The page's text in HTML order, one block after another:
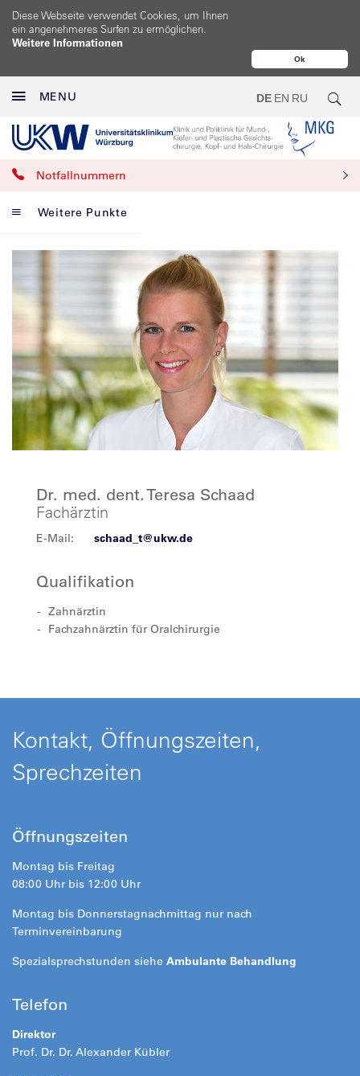
Ok
Diese Webseite verwendet Cookies, um Ihnen
ein angenehmeres Surfen zu ermöglichen.
Weitere Informationen
MENU DE EN RU
Notfallnummern
Weitere Punkte
Dr. med. dent. Teresa Schaad
Fachärztin
E-Mail: schaad_t@ukw.de
Qualifikation
Zahnärztin
Fachzahnärztin für Oralchirurgie
Kontakt, Öffnungszeiten,
Sprechzeiten
Öffnungszeiten
Montag bis Freitag
08:00 Uhr bis 12:00 Uhr
Montag bis Donnerstagnachmittag nur nach
Terminvereinbarung
Spezialsprechstunden siehe Ambulante Behandlung
Telefon
Direktor
Prof. Dr. Dr. Alexander Kübler